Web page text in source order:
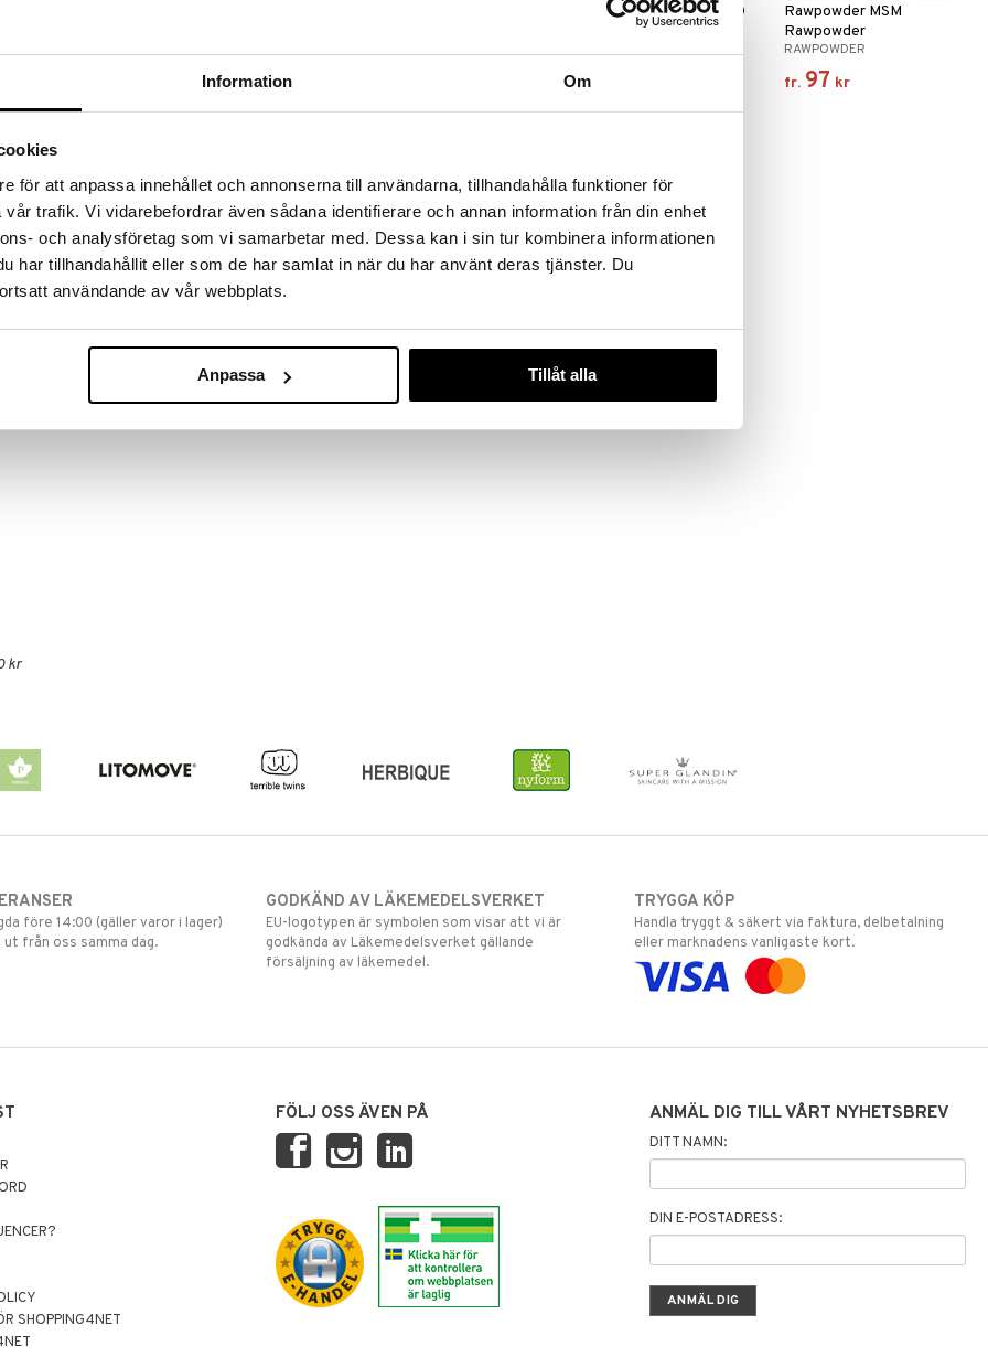
Information Om
för att anpassa innehållet och annonserna till användarna, tillhandahålla funktioner för
trafik. Vi vidarebefordrar även sådana identifierare och annan information från din enhet
och analysföretag som vi samarbetar med. Dessa kan i sin tur kombinera informationen
har tillhandahållit eller som de har samlat in när du har använt deras tjänster. Du
användande av vår webbplats.
Anpassa Tillåt alla
av de mest näringsrika bären som finns att tillgå
de vackra dalarna i Inre Mongoliet där familjer
också perfekt i müsli, yoghurt, gröt, smoothies,
näringsrika och läckra så gör dess klarröda färg
i olika rätter.
kr
WellAware Nypon EKO
1000 gram
272
Rawpowder MSM
Rawpowder
RAWPOWDER
fr. 97 kr
279
före 14:00 (gäller varor i lager)
från oss samma dag.
GODKÄND AV LÄKEMEDELSVERKET
EU-logotypen är symbolen som visar att vi är
godkända av Läkemedelsverket gällande
försäljning av läkemedel.
TRYGGA KÖP
Handla tryggt & säkert via faktura, delbetalning
eller marknadens vanligaste kort.
SHOPPING4NET
FÖLJ OSS ÄVEN PÅ ANMÄL DIG TILL VÅRT NYHETSBREV
DITT NAMN:
DIN E-POSTADRESS: